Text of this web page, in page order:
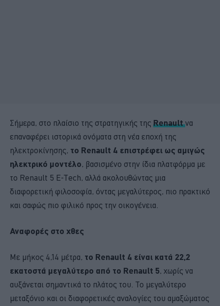
Σήμερα, στο πλαίσιο της στρατηγικής της Renaultνα
επαναφέρει ιστορικά ονόματα στη νέα εποχή της
ηλεκτροκίνησης, το Renault 4 επιστρέφει ως αμιγώς
ηλεκτρικό μοντέλo, βασισμένο στην ίδια πλατφόρμα με
το Renault 5 E-Tech, αλλά ακολουθώντας μια
διαφορετική φιλοσοφία, όντας μεγαλύτερος, πιο πρακτικό
και σαφώς πιο φιλικό προς την οικογένεια.
Αναφορές στο χθες
Με μήκος 4,14 μέτρα, το Renault 4 είναι κατά 22,2
εκατοστά μεγαλύτερο από το Renault 5, χωρίς να
αυξάνεται σημαντικά το πλάτος του. Το μεγαλύτερο
μεταξόνιο και οι διαφορετικές αναλογίες του αμαξώματος